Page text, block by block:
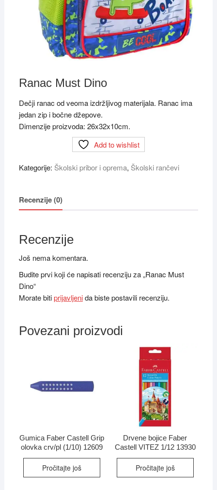
Ranac Must Dino
Dečji ranac od veoma izdržljivog materijala. Ranac ima
jedan zip i bočne džepove.
Dimenzije proizvoda: 26x32x10cm.
Add to wishlist
Kategorije: Školski pribor i oprema, Školski rančevi
Recenzije (0)
Recenzije
Još nema komentara.
Budite prvi koji će napisati recenziju za „Ranac Must
Dino“
Morate bitiprijavljenida biste postavili recenziju.
Povezani proizvodi
Gumica Faber Castell Grip
olovka crv/pl (1/10) 12609
Pročitajte još
Drvene bojice Faber
Castell VITEZ 1/12 13930
Pročitajte još